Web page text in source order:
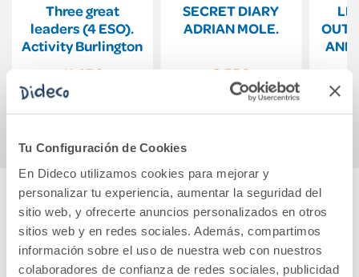
Tu Configuración de Cookies
En Dideco utilizamos cookies para mejorar y
personalizar tu experiencia, aumentar la seguridad del
sitio web, y ofrecerte anuncios personalizados en otros
sitios web y en redes sociales. Además, compartimos
información sobre el uso de nuestra web con nuestros
colaboradores de confianza de redes sociales, publicidad
Three great
leaders (4 ESO).
Activity Burlington
11,45€
SECRET DIARY
ADRIAN MOLE.
8,55€
Comprar
AND
Cuéntanos tu opinión
¡Sé el primero en valorar este producto!